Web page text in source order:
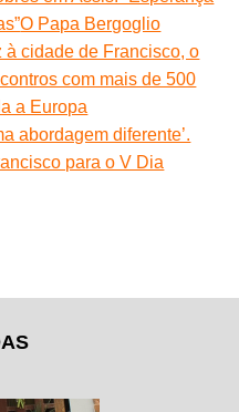
O Papa Bergoglio
à cidade de Francisco, o
com mais de 500
a Europa
abordagem diferente’.
para o V Dia